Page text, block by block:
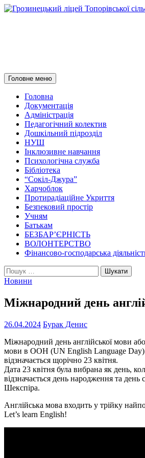
Пошук
Головне меню Перейти
до
Головна
Документація
Адміністрація
Педагогічний колектив
Дошкільний підрозділ
НУШ
Інклюзивне навчання
Психологічна служба
Бібліотека
“Сокіл-Джура”
Харчоблок
Протирадіаційне Укриття
Безпековий простір
Учням
Батькам
БЕЗБАР’ЄРНІСТЬ
ВОЛОНТЕРСТВО
Фінансово-господарська
Пошук:
Новини
Міжнародний день
26.04.2024 Бурак Денис
Міжнародний день англійської мови
мови в ООН (UN English Language
відзначається щорічно 23 квітня.
Дата 23 квітня була вибрана як день,
відзначається день народження та день
Шекспіра.
Англійська мова входить у трійку
Let’s learn English!